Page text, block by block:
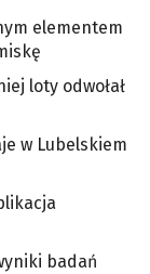
elementem
loty odwołał
w Lubelskiem
badań